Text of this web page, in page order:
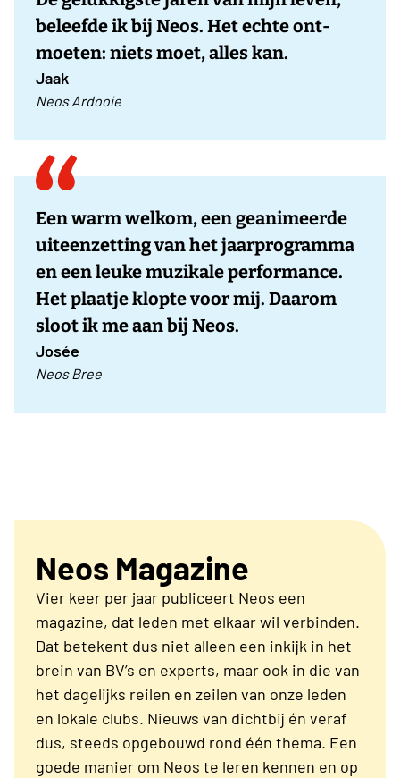
beleefde ik bij Neos. Het echte ont-
moeten: niets moet, alles kan.
Jaak
Neos Ardooie
Een warm welkom, een geanimeerde
uiteenzetting van het jaarprogramma
en een leuke muzikale performance.
Het plaatje klopte voor mij. Daarom
sloot ik me aan bij Neos.
Josée
Neos Bree
Neos Magazine
Vier keer per jaar publiceert Neos een
magazine, dat leden met elkaar wil verbinden.
Dat betekent dus niet alleen een inkijk in het
brein van BV’s en experts, maar ook in die van
het dagelijks reilen en zeilen van onze leden
en lokale clubs. Nieuws van dichtbij én veraf
dus, steeds opgebouwd rond één thema. Een
goede manier om Neos te leren kennen en op